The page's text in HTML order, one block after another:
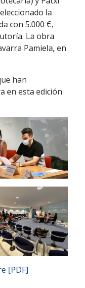
la
con 5.000 €,
La obra
Pamiela, en
han
en esta edición
[PDF]